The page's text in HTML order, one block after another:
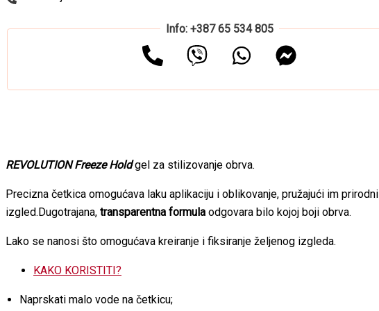
Info: +387 65 534 805
REVOLUTION Freeze Holdgel za stilizovanje obrva.
Precizna četkica omogućava laku aplikaciju i oblikovanje, pružajući im prirodni
izgled.Dugotrajana, transparentna formula odgovara bilo kojoj boji obrva.
Lako se nanosi što omogućava kreiranje i fiksiranje željenog izgleda.
KAKO KORISTITI?
Naprskati malo vode na četkicu;